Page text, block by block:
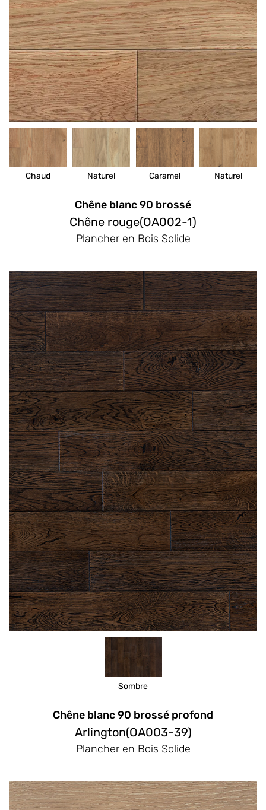
Chaud Naturel Caramel Naturel
Chêne blanc 90 brossé
Chêne rouge(OA002-1)
Plancher en Bois Solide
Sombre
Chêne blanc 90 brossé profond
Arlington(OA003-39)
Plancher en Bois Solide